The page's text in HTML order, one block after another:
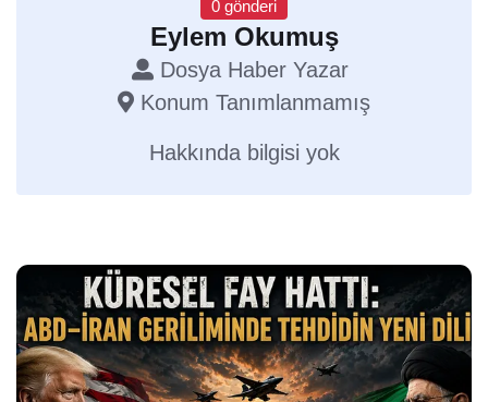
0 gönderi
Eylem Okumuş
Dosya Haber Yazar
Konum Tanımlanmamış
Hakkında bilgisi yok